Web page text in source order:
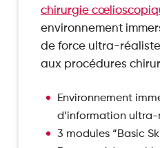
chirurgie
environnement
de force ultra-
aux procédures
Environnement
d’information
3 modules “Basic